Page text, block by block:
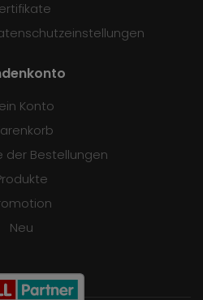
Konto
der Bestellungen
Neu